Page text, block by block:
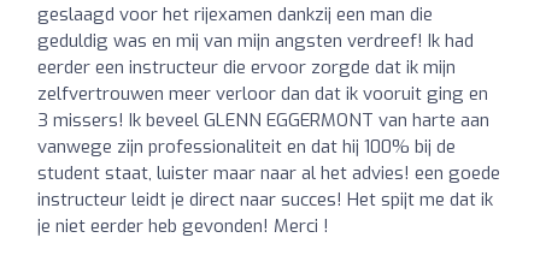
geslaagd voor het rijexamen dankzij een man die
geduldig was en mij van mijn angsten verdreef! Ik had
eerder een instructeur die ervoor zorgde dat ik mijn
zelfvertrouwen meer verloor dan dat ik vooruit ging en
3 missers! Ik beveel GLENN EGGERMONT van harte aan
vanwege zijn professionaliteit en dat hij 100% bij de
student staat, luister maar naar al het advies! een goede
instructeur leidt je direct naar succes! Het spijt me dat ik
je niet eerder heb gevonden! Merci !